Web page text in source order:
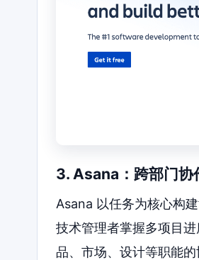
3. Asana：跨部门协
Asana 以任务为核心构
技术管理者掌握多项目
品、市场、设计等职能的